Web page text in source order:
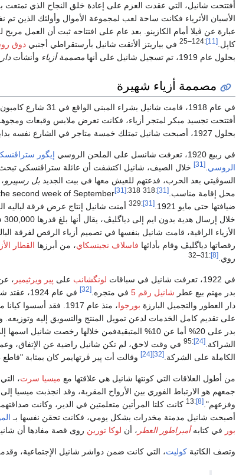
أفتتحت شانيل، التي عقدت العزم على إعادة خلق النجاح الذي
الأسبان الأثرياء فكانت ساحة لعب لمجموعة الأموال وأولئك الذين
كاپل.[11]
:124–25 في بياريتز ألأتقت شانيل بأرستقراطي أجنبي دوق
بحلول عام 1919، تم تسجيل شانيل على أنها مصممة أزياء وأنشأت
مصممة أزياء شهيرة
أفتتحت تجسيد مبكر لمتجر أزياء، فكانت تعرض ملابس وقبعات
بحلول 1927، أصبحت شانيل تمتلك خمسة متاجر في الشارع نفسه بداية من المبنى 23 إلى المبنى 31.
في ربيع 1920، تعرفت شانسل على الملحن الروسي إيگور
الروسي [31]
خلال الصيف، شانيل اكتشفت أن عائلة ستراڤنسكي تبحث
السوڤيتي بعد الحرب، فدعتهم للعيش معها في بيت الجديد بل رسپيرو
محل إقامة مناسب. [31]
:318
second week of September [31]:318
ضيافتها حتى مايو 1921.
[31]
:329 أمنت شانيل إنتاج عرض فرقة لباليه
خلال إرسال هدية بدون ايم إلى دياگليڤ، يقال أنها بلغ قدرها 300,000 فرانك.
الأزياء الراقية، قامت شانيل بنفسها في تصميم أزياء الرقص لفرقة
رقصاتها دياگليڤ وقام بأدائها فاسلاف نجينسكاي، من أبرزها القطار
روي. [8]
:31–32
في 1922، تعرفت شانيل في سباقات لونگشانب على پير ويرثيمير ،
بدر مهتم بيع عطر شانيل رقم 5 في متجره. [32]
في عام
دار العطور والتجميل البارزة بورجوا
، منذ عام 1917. فقد
بدر على 20% أما عن 10% المتبقيةفمن خلالها رخصت
الشراكة. [24]
:95
في وقت لاحق، لم تكن شانيل راضية عن الإتفاق،
الكاملة على الشركة. [32]
[24] وقالت أت پير ڤرتهايمر كان بمثابة
من أطول العلاقات التي كونتها شانيل هي علاقتها مع ميسيا سرت،
جمعهم هو الارتباط الفوري بين الأرواح المقربة، وقد انجذبت ميسيا
وفزعهم". [8]
:13
أصبحت شانيل مدمنة مخدرات بشكل يومي، فكانت تحقن نفسها بـ
بور في كتابهأمبراطور العطر ، أن لوكا تورين روى قصة مفادها أن
وتصف الكاتبة كوليت، التي كانت ضمن دواشر شانيل الإجتماعية،